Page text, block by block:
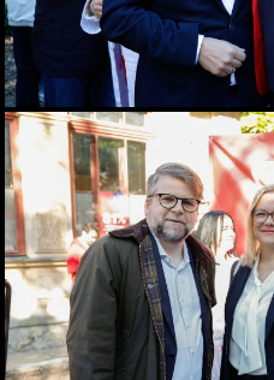
Live aus dem Rathaus:
Das war Wahlsonntag in
Graz 2026, TEIL 2
28.06.2026
Live aus dem Rathaus:
Das war Wahlsonntag in
Graz 2026, TEIL 1
28.06.2026
Pride: Graz feierte bei der
CSD-Parade unterm
Regenbogen
27.06.2026
Das war das sFinks
Sommerfest 2026
27.06.2026